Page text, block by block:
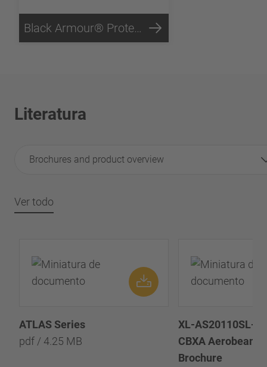
Black Armour® Protección contra la corrosión
Literatura
Brochures and product overview
Ver todo
ATLAS Series
pdf / 4.25 MB
XL-AS20110SL-
CBXA
Brochure